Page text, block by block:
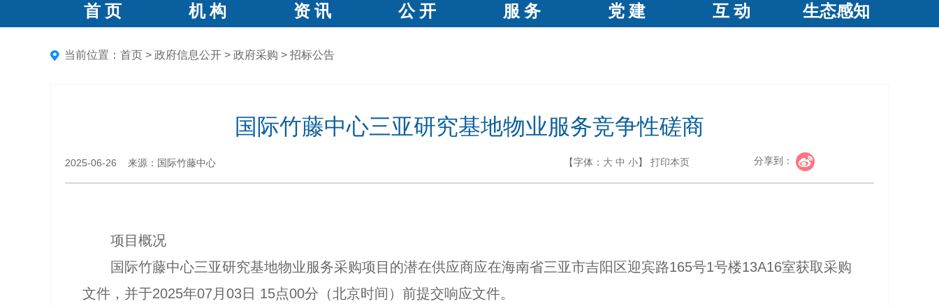
首 页 机 构 资 讯 公 开 服 务 党 建 互 动 生态感知
当前位置： 首页 > 政府信息公开 > 政府采购 > 招标公告
国际竹藤中心三亚研究基地物业服务竞争性磋商
2025-06-26 来源：国际竹藤中心 【字体： 大 中 小】 打印本页 分享到：
项目概况
国际竹藤中心三亚研究基地物业服务采购项目的潜在供应商应在海南省三亚市吉阳区迎宾路165号1号楼13A16室获取采购
文件， 并于2025年07 月 03日 15点00分（北京时间）前提交响应文件。